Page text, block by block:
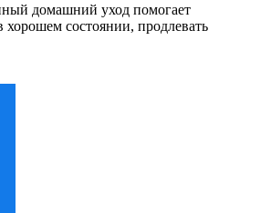
домашний уход помогает
хорошем состоянии, продлевать